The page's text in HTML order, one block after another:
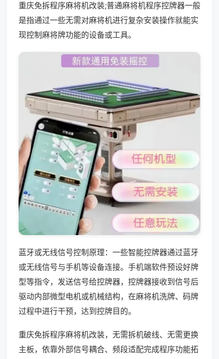
重庆免拆程序麻将机改装;普通麻将机程序控牌器一般
是指通过一些无需对麻将机进行复杂安装操作就能实
现控制麻将牌功能的设备或工具。
蓝牙或无线信号控制原理：一些智能控牌器通过蓝牙
或无线信号与手机等设备连接。手机端软件预设好牌
型等指令，发送信号给控牌器，控牌器接收到信号后
驱动内部微型电机或机械结构，在麻将机洗牌、码牌
过程中进行干预，达到控牌目的。
重庆免拆程序麻将机改装，无需拆机破线、无需更换
主板，依靠外部信号耦合、频段适配完成程序功能拓